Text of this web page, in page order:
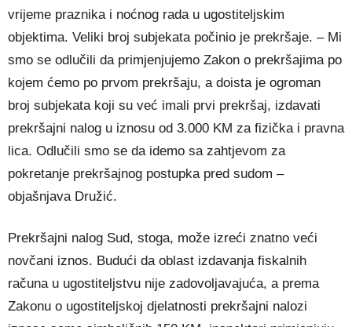
vrijeme praznika i noćnog rada u ugostiteljskim
objektima. Veliki broj subjekata počinio je prekršaje. – Mi
smo se odlučili da primjenjujemo Zakon o prekršajima po
kojem ćemo po prvom prekršaju, a doista je ogroman
broj subjekata koji su već imali prvi prekršaj, izdavati
prekršajni nalog u iznosu od 3.000 KM za fizička i pravna
lica. Odlučili smo se da idemo sa zahtjevom za
pokretanje prekršajnog postupka pred sudom –
objašnjava Družić.
Prekršajni nalog Sud, stoga, može izreći znatno veći
novčani iznos. Budući da oblast izdavanja fiskalnih
računa u ugostiteljstvu nije zadovoljavajuća, a prema
Zakonu o ugostiteljskoj djelatnosti prekršajni nalozi